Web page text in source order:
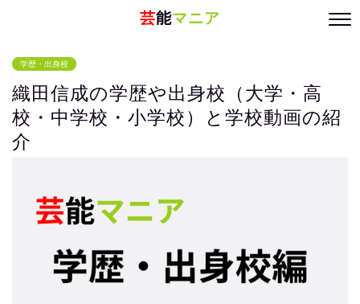
芸能マニア
学歴・出身校
織田信成の学歴や出身校（大学・高
校・中学校・小学校）と学校動画の紹
介